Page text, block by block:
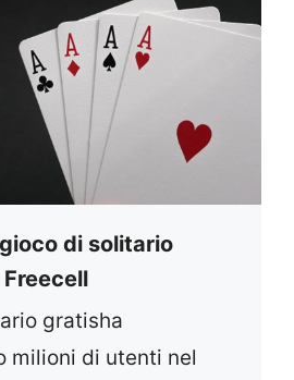
di solitario
gratisha
milioni di utenti nel